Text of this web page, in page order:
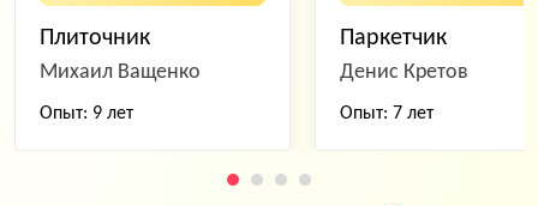
Плиточник
Михаил Ващенко
Опыт: 9 лет
Паркетчик
Денис Кретов
Опыт: 7 лет